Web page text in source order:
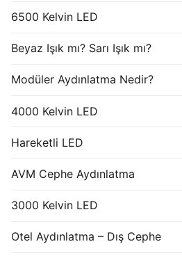
6500 Kelvin LED
Beyaz Işık mı? Sarı Işık mı?
Modüler Aydınlatma Nedir?
4000 Kelvin LED
Hareketli LED
AVM Cephe Aydınlatma
3000 Kelvin LED
Otel Aydınlatma – Dış Cephe